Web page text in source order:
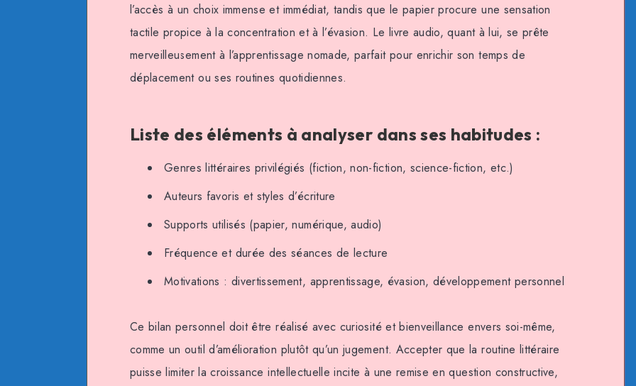
l’accès à un choix immense et immédiat, tandis que le papier procure une sensation
tactile propice à la concentration et à l’évasion. Le livre audio, quant à lui, se prête
merveilleusement à l’apprentissage nomade, parfait pour enrichir son temps de
déplacement ou ses routines quotidiennes.
Liste des éléments à analyser dans ses habitudes :
Genres littéraires privilégiés (fiction, non-fiction, science-fiction, etc.)
Auteurs favoris et styles d’écriture
Supports utilisés (papier, numérique, audio)
Fréquence et durée des séances de lecture
Motivations : divertissement, apprentissage, évasion, développement personnel
Ce bilan personnel doit être réalisé avec curiosité et bienveillance envers soi-même,
comme un outil d’amélioration plutôt qu’un jugement. Accepter que la routine littéraire
puisse limiter la croissance intellectuelle incite à une remise en question constructive,